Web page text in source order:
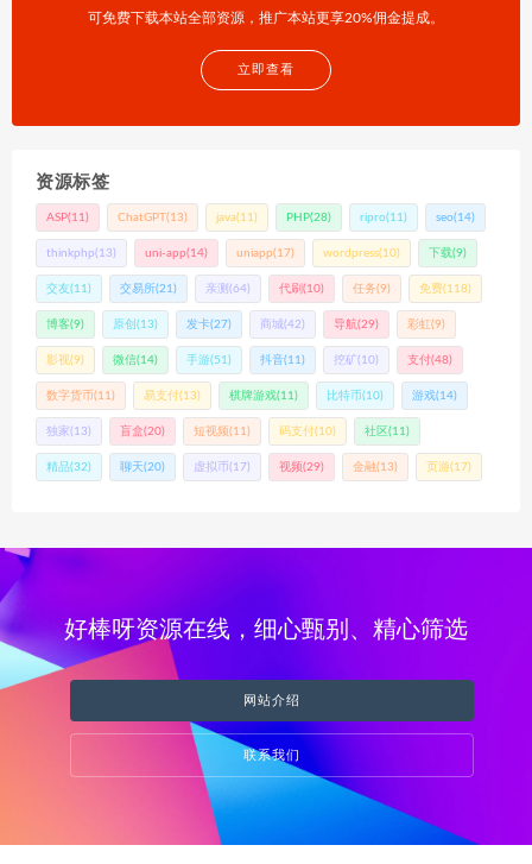
可免费下载本站全部资源，推广本站更享20%佣金提成。
立即查看
资源标签
ASP(11) ChatGPT(13) java(11) PHP(28) ripro(11) seo(14)
thinkphp(13) uni-app(14) uniapp(17) wordpress(10) 下载(9)
交友(11) 交易所(21) 亲测 (64) 代刷 (10) 任务(9) 免费(118)
博客(9) 原创 (13) 发卡(27) 商城(42) 导航(29) 彩虹(9)
影视(9) 微信(14) 手游(51) 抖音(11) 挖矿(10) 支付(48)
数字货币(11) 易支付(13) 棋牌游戏(11) 比特币(10) 游戏(14)
独家(13) 盲盒(20) 短视频(11) 码支付(10) 社区(11)
精品(32) 聊天(20) 虚拟币(17) 视频(29) 金融(13) 页游(17)
好棒呀资源在线，细心甄别、精心筛选
网站介绍
联系我们